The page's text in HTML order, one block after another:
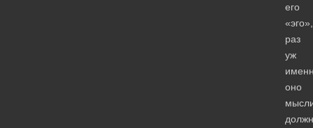
его
«эго»,
раз
уж
оно